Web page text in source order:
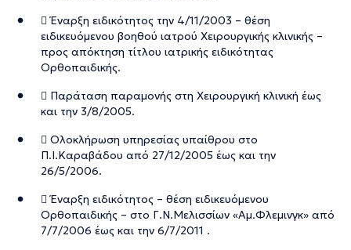
 Έναρξη ειδικότητος την 4/11/2003 – θέση
ειδικευόμενου βοηθού ιατρού Χειρουργικής κλινικής –
προς απόκτηση τίτλου ιατρικής ειδικότητας
Ορθοπαιδικής.
 Παράταση παραμονής στη Χειρουργική κλινική έως
και την 3/8/2005.
 Ολοκλήρωση υπηρεσίας υπαίθρου στο
Π.Ι.Καραβάδου από 27/12/2005 έως και την
26/5/2006.
 Έναρξη ειδικότητος – θέση ειδικευόμενου
Ορθοπαιδικής – στο Γ.Ν.Μελισσίων «Αμ.Φλεμινγκ» από
7/7/2006 έως και την 6/7/2011 .